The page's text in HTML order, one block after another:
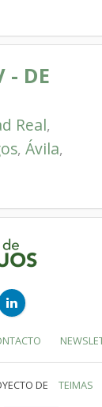
- DE
Real,
, Ávila,
DE TEIMAS